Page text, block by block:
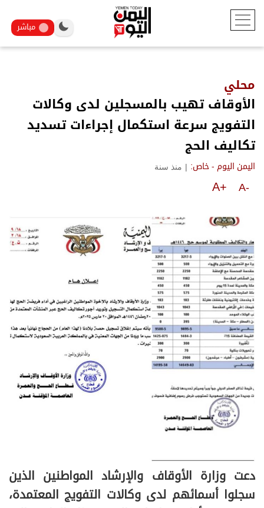
مباشر
محلي
الأوقاف تهيب بالمسجلين لدى وكالات
التفويج سرعة استكمال إجراءات تسديد
تكاليف الحج
اليمن اليوم - خاص: | منذ سنة
A-
A+
دعت وزارة الأوقاف والإرشاد المواطنين الذين
سجلوا أسمائهم لدى وكالات التفويج المعتمدة،